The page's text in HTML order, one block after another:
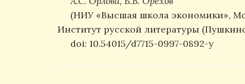
(НИУ «Высшая школа экономики»,
Институт русской литературы
doi: 10.54015/d7715-0997-0892-y